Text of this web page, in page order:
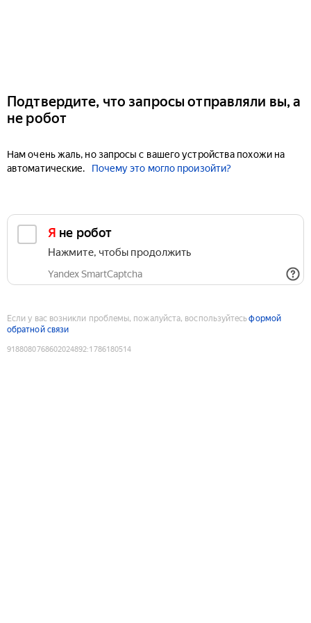
Подтвердите, что запросы отправляли вы, а
не робот
Нам очень жаль, но запросы с вашего устройства похожи на
автоматические.
Почему это могло произойти?
Я не робот
Нажмите, чтобы продолжить
Yandex SmartCaptcha
Если у вас возникли проблемы, пожалуйста, воспользуйтесьформой
обратной связи
9188080768602024892:1786180514